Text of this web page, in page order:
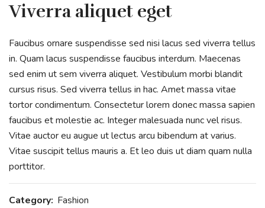
Viverra aliquet eget
Faucibus ornare suspendisse sed nisi lacus sed viverra tellus
in. Quam lacus suspendisse faucibus interdum. Maecenas
sed enim ut sem viverra aliquet. Vestibulum morbi blandit
cursus risus. Sed viverra tellus in hac. Amet massa vitae
tortor condimentum. Consectetur lorem donec massa sapien
faucibus et molestie ac. Integer malesuada nunc vel risus.
Vitae auctor eu augue ut lectus arcu bibendum at varius.
Vitae suscipit tellus mauris a. Et leo duis ut diam quam nulla
porttitor.
Category: Fashion